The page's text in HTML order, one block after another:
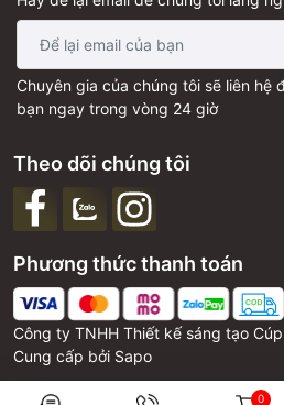
Chuyên gia của chúng tôi sẽ liên hệ
bạn ngay trong vòng 24 giờ
Công ty TNHH Thiết kế sáng tạo
Cung cấp bởi Sapo
Phương thức thanh toán
Theo dõi chúng tôi
0